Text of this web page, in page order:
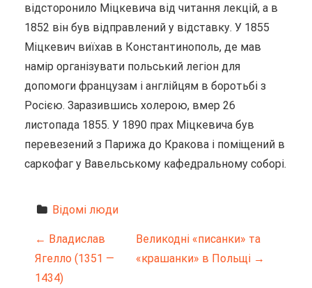
відсторонило Міцкевича від читання лекцій, а в
1852 він був відправлений у відставку. У 1855
Міцкевич виїхав в Константинополь, де мав
намір організувати польський легіон для
допомоги французам і англійцям в боротьбі з
Росією. Заразившись холерою, вмер 26
листопада 1855. У 1890 прах Міцкевича був
перевезений з Парижа до Кракова і поміщений в
саркофаг у Вавельському кафедральному соборі.
Відомі люди
Н
а
← Владислав
Ягелло (1351 —
1434)
Великодні «писанки» та
«крашанки» в Польщі →